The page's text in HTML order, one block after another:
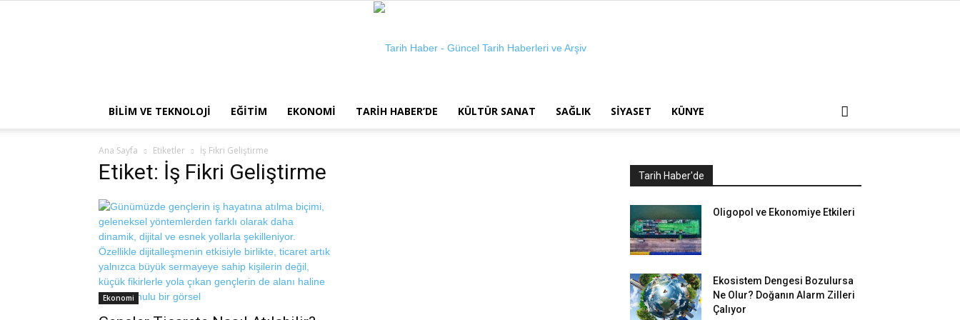
BILIM VE TEKNOLOJI EĞITIM EKONOMI TARIH HABER’DE KÜLTÜR SANAT SAĞLIK SIYASET KÜNYE
Ana Sayfa Etiketler İş Fikri Geliştirme
Etiket: İş Fikri Geliştirme
Ekonomi
Tarih Haber'de
Oligopol ve Ekonomiye Etkileri
Ekosistem Dengesi Bozulursa
Ne Olur? Doğanın Alarm Zilleri
Çalıyor